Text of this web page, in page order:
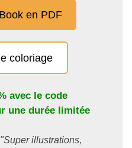
en PDF
coloriage
avec le code
une durée limitée
illustrations,